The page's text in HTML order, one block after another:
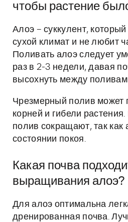
чтобы растение
Алоэ – суккулент,
сухой климат и не любит
Поливать алоэ следует
раз в 2-3 недели, давая
высохнуть между
Чрезмерный полив может
корней и гибели
полив сокращают, так как
состоянии покоя.
Какая почва
выращивания алоэ?
Для алоэ оптимальна
дренированная почва.